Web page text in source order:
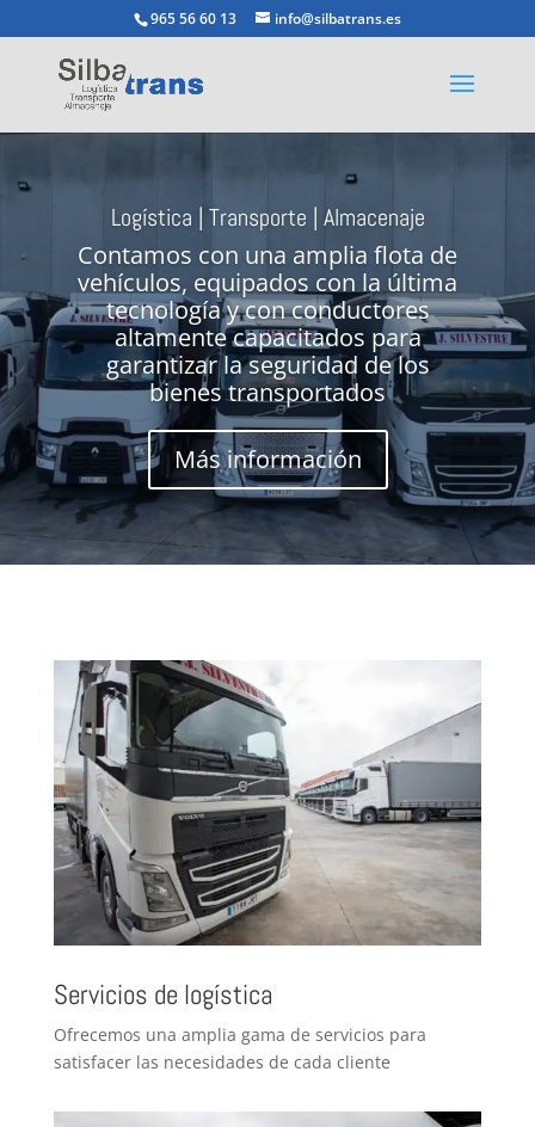
965 56 60 13 info@silbatrans.es
Reproductor
vídeo
Logística | Transporte | Almacenaje
Contamos con una amplia flota de
vehículos, equipados con la última
tecnología y con conductores
altamente capacitados para
garantizar la seguridad de los
bienes transportados
Más información
Servicios de logística
Ofrecemos una amplia gama de servicios para
satisfacer las necesidades de cada cliente